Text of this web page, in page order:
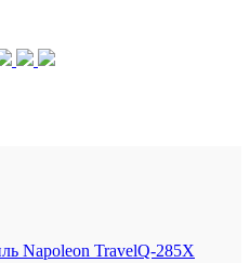
Napoleon TravelQ-285X